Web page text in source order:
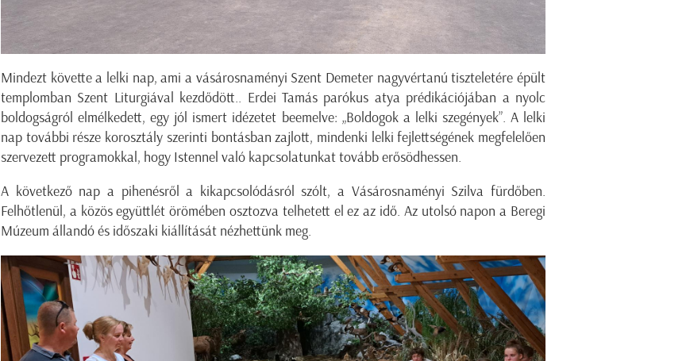
Mindezt követte a lelki nap, ami a vásárosnaményi Szent Demeter nagyvértanú tiszteletére épült
templomban Szent Liturgiával kezdődött.. Erdei Tamás parókus atya prédikációjában a nyolc
boldogságról elmélkedett, egy jól ismert idézetet beemelve: „Boldogok a lelki szegények”. A lelki
nap további része korosztály szerinti bontásban zajlott, mindenki lelki fejlettségének megfelelően
szervezett programokkal, hogy Istennel való kapcsolatunkat tovább erősödhessen.
A következő nap a pihenésről a kikapcsolódásról szólt, a Vásárosnaményi Szilva fürdőben.
Felhőtlenül, a közös együttlét örömében osztozva telhetett el ez az idő. Az utolsó napon a Beregi
Múzeum állandó és időszaki kiállítását nézhettünk meg.